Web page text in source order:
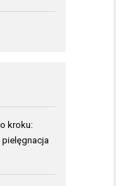
kroku: